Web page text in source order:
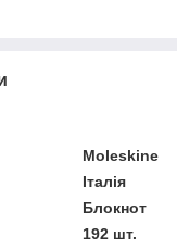
Moleskine
Італія
Блокнот
192 шт.